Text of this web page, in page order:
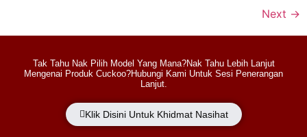
Next →
Tak Tahu Nak Pilih Model Yang Mana?Nak Tahu Lebih Lanjut
Mengenai Produk Cuckoo?Hubungi Kami Untuk Sesi Penerangan
Lanjut.
Klik Disini Untuk Khidmat Nasihat